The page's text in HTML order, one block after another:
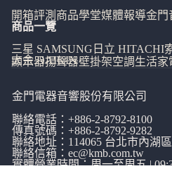
開箱評測 商品學堂媒體報導金門
商品一覽
三星 SAMSUNG 日立 HITACHI
大金 DAIKIN
顯示器揚聲器壁掛架空調生活家
金門電器音響股份有限公司
聯絡電話： +886-2-8792-8100
傳真號碼：+886-2-8792-9282
聯絡地址：114065 台北市內湖
聯絡信箱： ec@kmb.com.tw
實體營業時間：周一至周五 |